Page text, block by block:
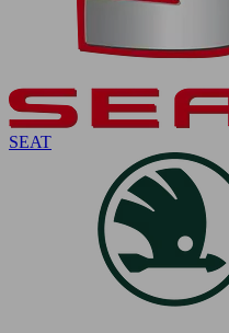
SEAT